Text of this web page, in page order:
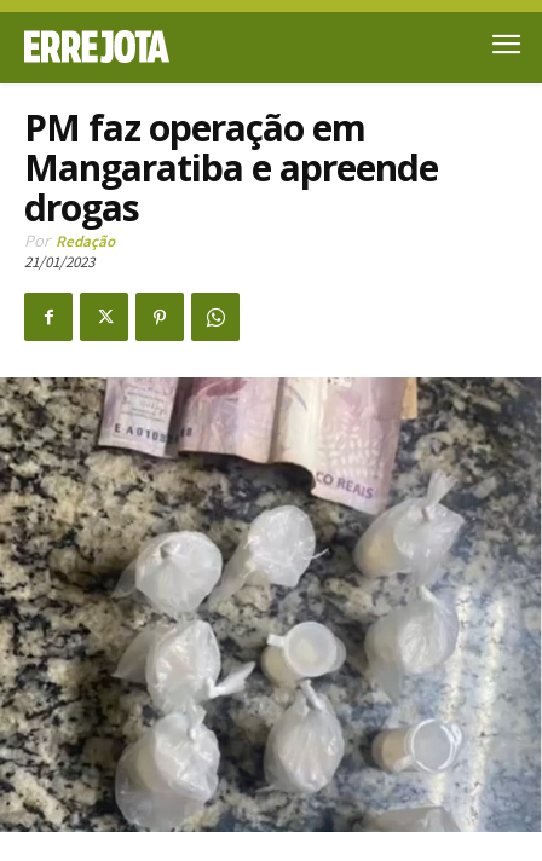
PM faz operação em
Mangaratiba e apreende
drogas
Por Redação
21/01/2023